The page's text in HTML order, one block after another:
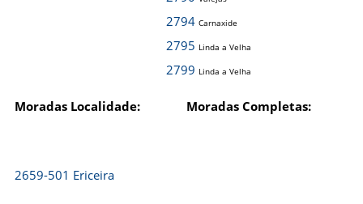
2794 Carnaxide
2795 Linda a Velha
2799 Linda a Velha
Moradas Localidade: Moradas Completas:
2659-501 Ericeira